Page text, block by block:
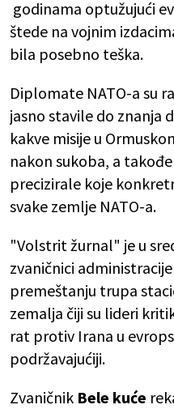
godinama optužujući
štede na vojnim
bila posebno teška.
Diplomate NATO-a su
jasno stavile do znanja
kakve misije u
nakon sukoba, a takođe
precizirale koje
svake zemlje NATO-a.
"Volstrit žurnal" je u
zvaničnici
premeštanju trupa
zemalja čiji su lideri
rat protiv Irana u
podržavajućiji.
Zvaničnik Bele kuće